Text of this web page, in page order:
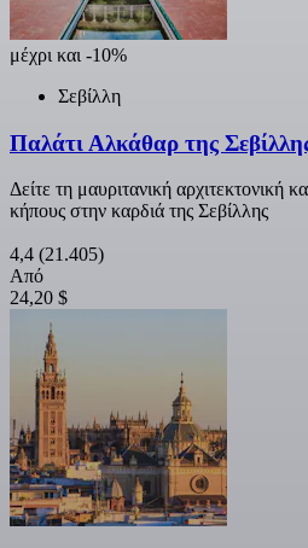
μέχρι και -10%
Σεβίλλη
Παλάτι Αλκάθαρ της
Δείτε τη μαυριτανική αρχιτεκτονική
κήπους στην καρδιά της Σεβίλλης
4,4 (21.405)
Από
24,20 $